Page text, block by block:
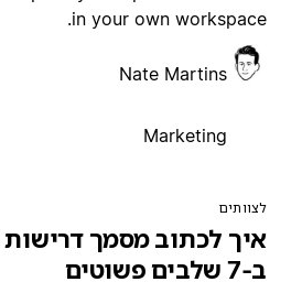
in your own
Nate Martins
Marketing